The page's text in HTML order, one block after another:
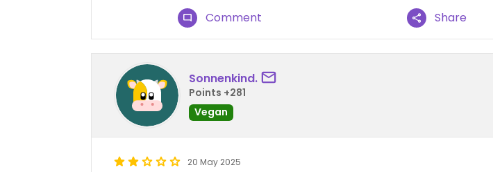
Comment Share
Sonnenkind.
Points +281
Vegan
20 May 2025